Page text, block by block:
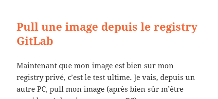
Pull une image depuis le registry
GitLab
Maintenant que mon image est bien sur mon
registry privé, c’est le test ultime. Je vais, depuis un
autre PC, pull mon image (après bien sûr m’être